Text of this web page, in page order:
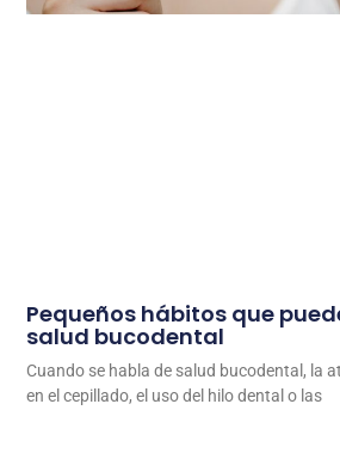
Pequeños hábitos que
salud bucodental
Cuando se habla de salud bucodental, la
en el cepillado, el uso del hilo dental o las